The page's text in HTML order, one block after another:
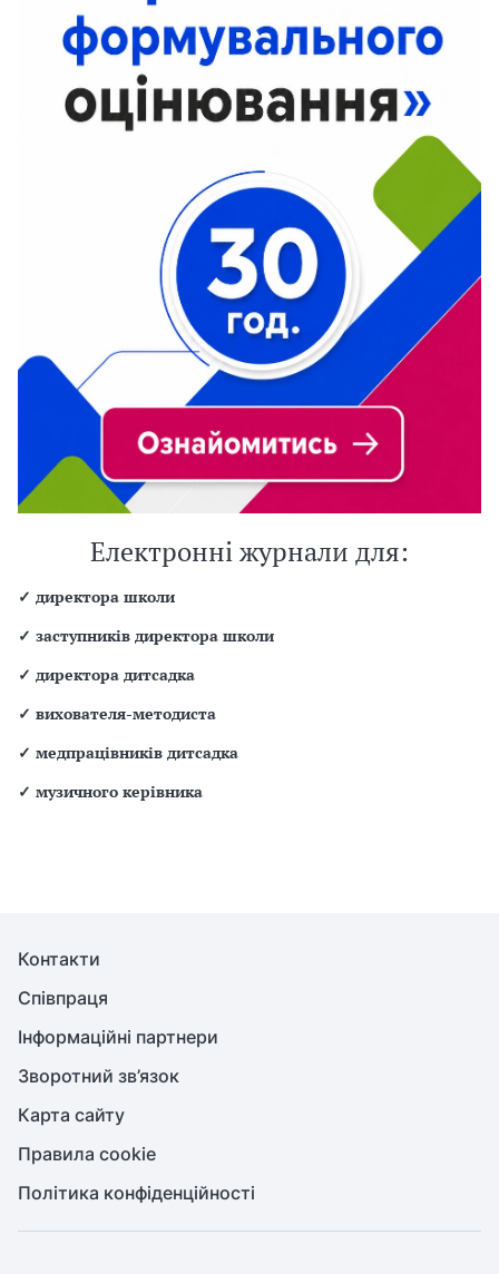
Електронні журнали для:
✓ директора школи
✓ заступників директора школи
✓ директора дитсадка
✓ вихователя-методиста
✓ медпрацівників дитсадка
✓ музичного керівника
Контакти
Співпраця
Інформаційні партнери
Зворотний зв’язок
Карта сайту
Правила cookie
Політика конфіденційності